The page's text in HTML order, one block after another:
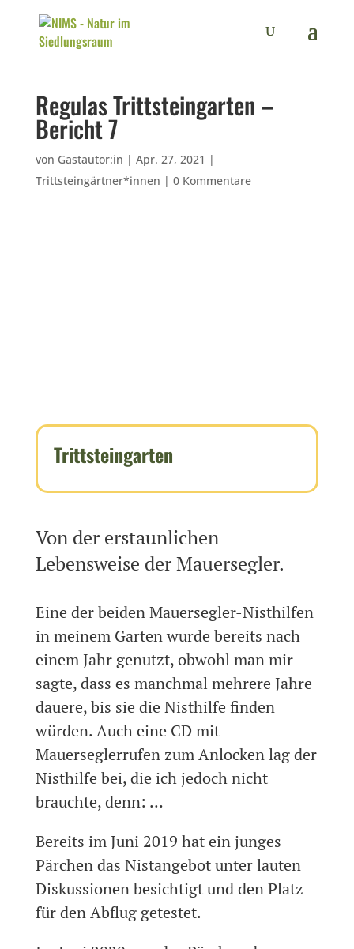
Regulas Trittsteingarten –
Bericht 7
von Gastautor:in | Apr. 27, 2021 |
Trittsteingärtner*innen | 0 Kommentare
Trittsteingarten
Von der erstaunlichen
Lebensweise der Mauersegler.
Eine der beiden Mauersegler-Nisthilfen
in meinem Garten wurde bereits nach
einem Jahr genutzt, obwohl man mir
sagte, dass es manchmal mehrere Jahre
dauere, bis sie die Nisthilfe finden
würden. Auch eine CD mit
Mauerseglerrufen zum Anlocken lag der
Nisthilfe bei, die ich jedoch nicht
brauchte, denn: …
Bereits im Juni 2019 hat ein junges
Pärchen das Nistangebot unter lauten
Diskussionen besichtigt und den Platz
für den Abflug getestet.